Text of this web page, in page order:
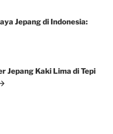
Jepang di Indonesia:
Jepang Kaki Lima di Tepi